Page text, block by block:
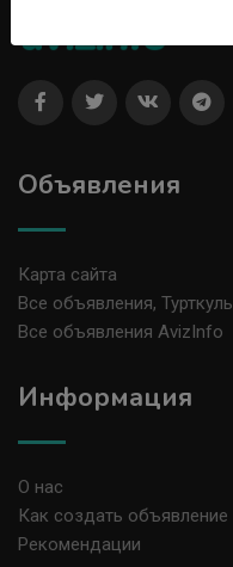
Объявления
Карта сайта
Все объявления, Турткуль
Все объявления AvizInfo
Информация
О нас
Как создать объявление
Рекомендации